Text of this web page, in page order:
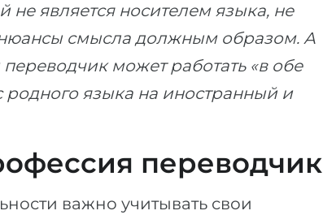
не является носителем языка, не
нюансы смысла должным образом. А
может работать «в обе
родного языка на иностранный и
переводчик
важно учитывать свои